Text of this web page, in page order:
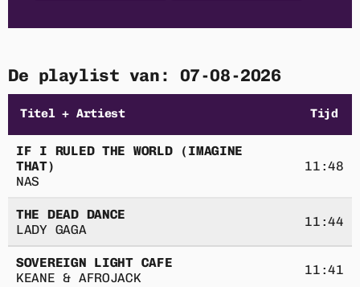
Home
Playlist
Acties
Luisteren
Nieuws
Adverteren
Contact
De playlist van: 07-08-2026
Titel + Artiest Tijd
IF I RULED THE WORLD (IMAGINE
THAT)
NAS
11:48
THE DEAD DANCE
LADY GAGA
11:44
SOVEREIGN LIGHT CAFE
KEANE & AFROJACK
11:41